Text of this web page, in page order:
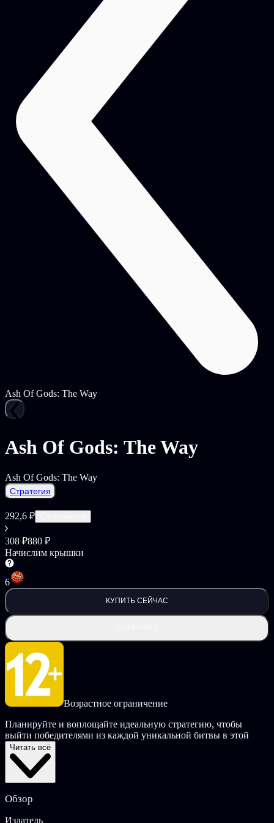
Ash Of Gods: The Way
Ash Of Gods: The Way
Ash Of Gods: The Way
Стратегия
292,6 ₽
308 ₽880 ₽
Начислим крышки
6
КУПИТЬ СЕЙЧАС
Возрастное ограничение
Планируйте и воплощайте идеальную стратегию, чтобы
выйти победителями из каждой уникальной битвы в этой
пошаговой тактической карточной игре. У каждого боя здесь
свои особые правила и цели. Экспериментируйте с
персонажами, заклинаниями и предметами, чтобы победить
любого противника!
Создайте выигрышную колоду, используя воинов, снаряжение
Читать всё
Обзор
Издатель